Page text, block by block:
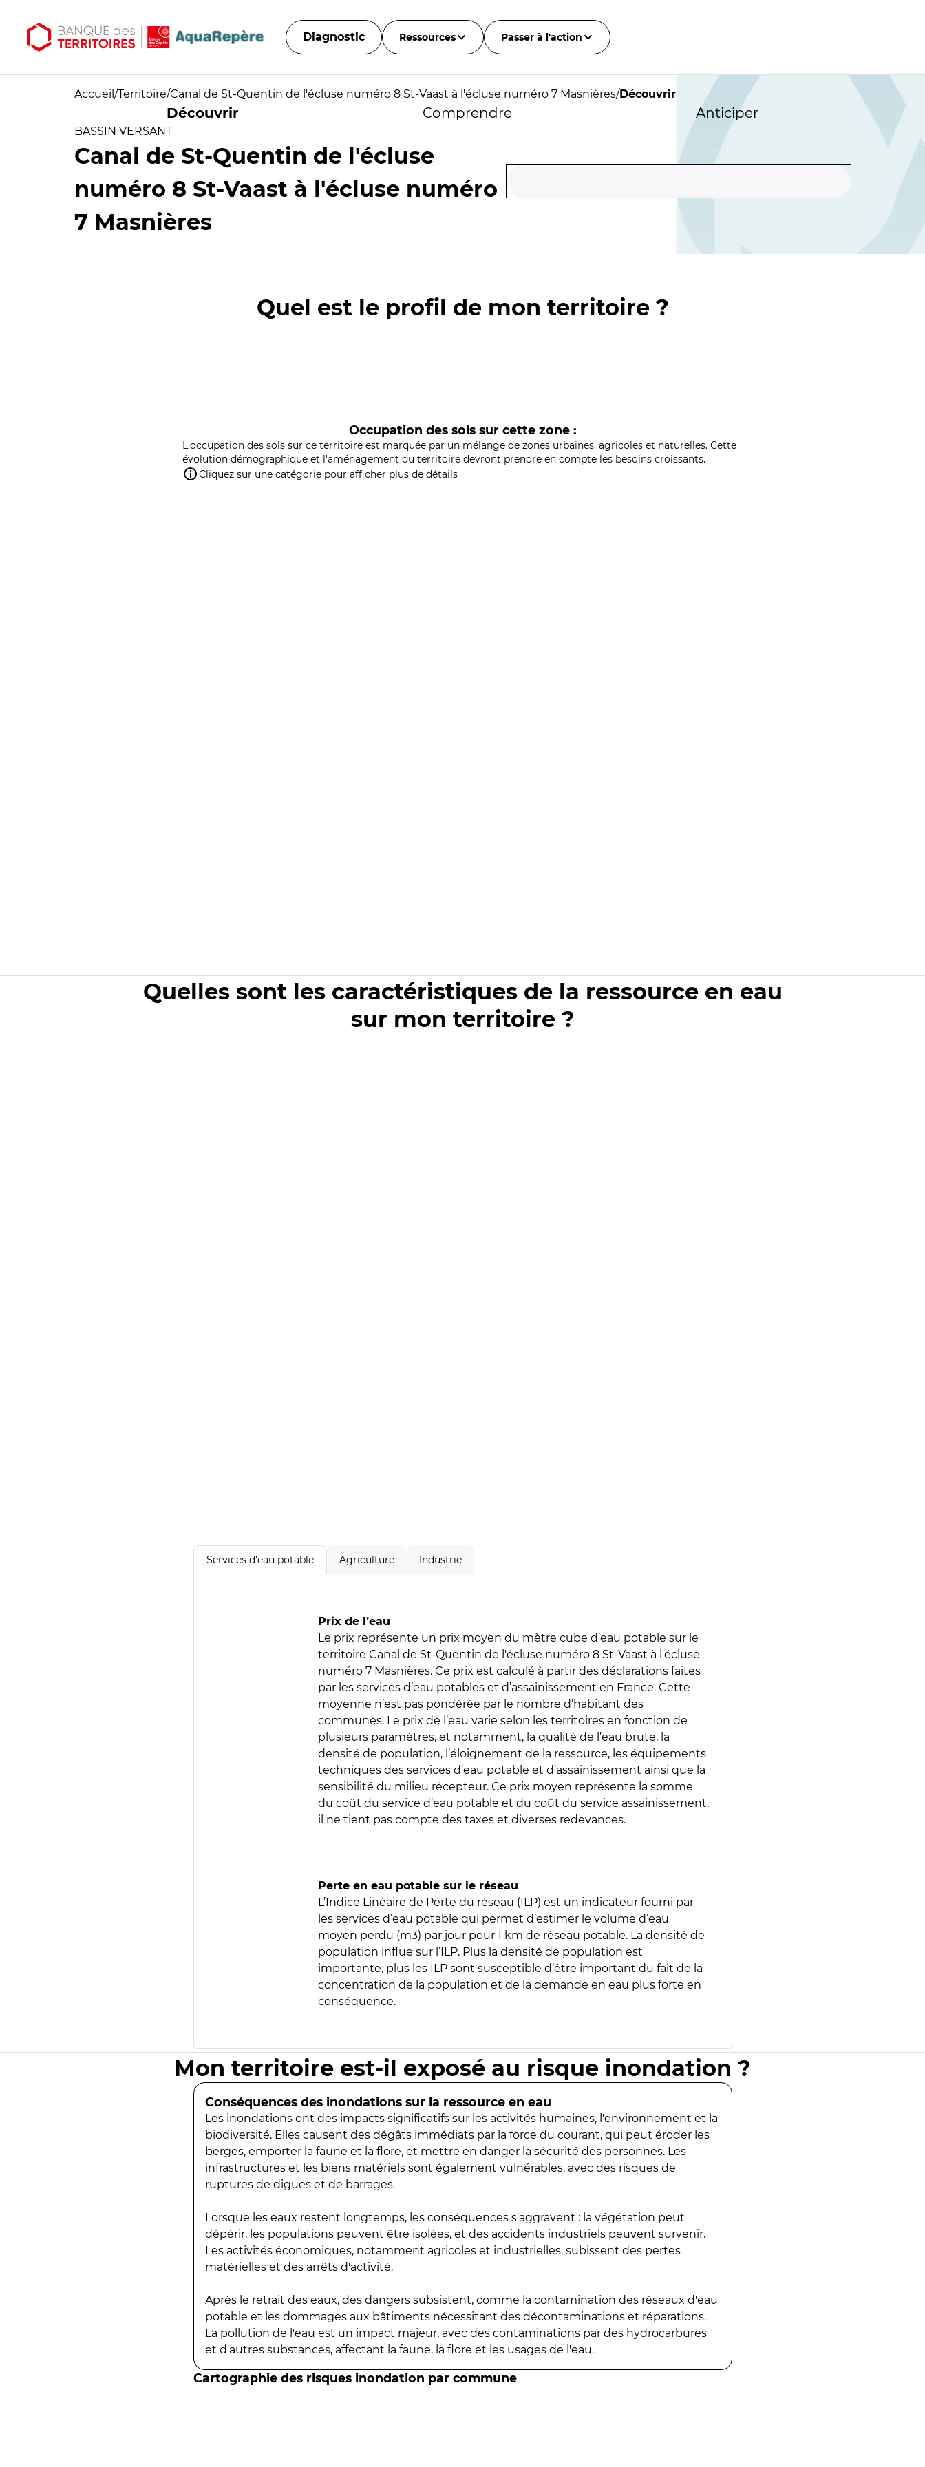
Diagnostic Ressources Passer à l'action
Accueil /Territoire/Canal de St-Quentin de l'écluse numéro 8 St-Vaast à l'écluse numéro 7 Masnières/Découvrir
Découvrir Comprendre Anticiper
BASSIN VERSANT
Canal de St-Quentin de l'écluse
numéro 8 St-Vaast à l'écluse numéro
7 Masnières
Quel est le profil de mon territoire ?
Occupation des sols sur cette zone :
L'occupation des sols sur ce territoire est marquée par un mélange de zones urbaines, agricoles et naturelles. Cette
évolution démographique et l'aménagement du territoire devront prendre en compte les besoins croissants.
Cliquez sur une catégorie pour afficher plus de détails
Quelles sont les caractéristiques de la ressource en eau
sur mon territoire ?
Services d'eau potable Agriculture Industrie
Prix de l’eau
Le prix représente un prix moyen du mètre cube d’eau potable sur le
territoire Canal de St-Quentin de l'écluse numéro 8 St-Vaast à l'écluse
numéro 7 Masnières. Ce prix est calculé à partir des déclarations faites
par les services d’eau potables et d’assainissement en France. Cette
moyenne n’est pas pondérée par le nombre d’habitant des
communes. Le prix de l’eau varie selon les territoires en fonction de
plusieurs paramètres, et notamment, la qualité de l’eau brute, la
densité de population, l’éloignement de la ressource, les équipements
techniques des services d’eau potable et d’assainissement ainsi que la
sensibilité du milieu récepteur. Ce prix moyen représente la somme
du coût du service d’eau potable et du coût du service assainissement,
il ne tient pas compte des taxes et diverses redevances.
Perte en eau potable sur le réseau
L’Indice Linéaire de Perte du réseau (ILP) est un indicateur fourni par
les services d’eau potable qui permet d’estimer le volume d’eau
moyen perdu (m3) par jour pour 1 km de réseau potable. La densité de
population influe sur l’ILP. Plus la densité de population est
importante, plus les ILP sont susceptible d’être important du fait de la
concentration de la population et de la demande en eau plus forte en
conséquence.
Mon territoire est-il exposé au risque inondation ?
Conséquences des inondations sur la ressource en eau
Les inondations ont des impacts significatifs sur les activités humaines, l'environnement et la
biodiversité. Elles causent des dégâts immédiats par la force du courant, qui peut éroder les
berges, emporter la faune et la flore, et mettre en danger la sécurité des personnes. Les
infrastructures et les biens matériels sont également vulnérables, avec des risques de
ruptures de digues et de barrages.
Lorsque les eaux restent longtemps, les conséquences s'aggravent : la végétation peut
dépérir, les populations peuvent être isolées, et des accidents industriels peuvent survenir.
Les activités économiques, notamment agricoles et industrielles, subissent des pertes
matérielles et des arrêts d'activité.
Après le retrait des eaux, des dangers subsistent, comme la contamination des réseaux d'eau
potable et les dommages aux bâtiments nécessitant des décontaminations et réparations.
La pollution de l'eau est un impact majeur, avec des contaminations par des hydrocarbures
et d'autres substances, affectant la faune, la flore et les usages de l'eau.
Cartographie des risques inondation par commune